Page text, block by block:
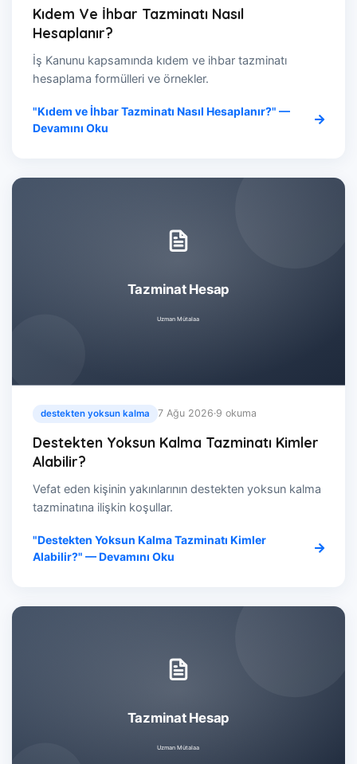
Kıdem Ve İhbar Tazminatı Nasıl
Hesaplanır?
İş Kanunu kapsamında kıdem ve ihbar tazminatı
hesaplama formülleri ve örnekler.
"Kıdem ve İhbar Tazminatı Nasıl Hesaplanır?" —
Devamını Oku
destekten yoksun kalma 7 Ağu 2026·9 okuma
Destekten Yoksun Kalma Tazminatı Kimler
Alabilir?
Vefat eden kişinin yakınlarının destekten yoksun kalma
tazminatına ilişkin koşullar.
"Destekten Yoksun Kalma Tazminatı Kimler
Alabilir?" — Devamını Oku